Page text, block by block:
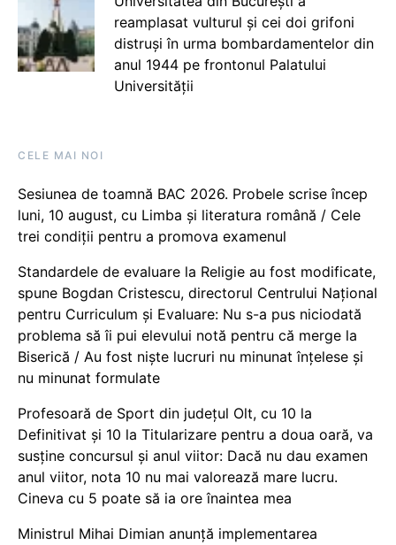
reamplasat vulturul și cei doi grifoni
distruși în urma bombardamentelor din
anul 1944 pe frontonul Palatului
Universității
CELE MAI NOI
Sesiunea de toamnă BAC 2026. Probele scrise încep
luni, 10 august, cu Limba și literatura română / Cele
trei condiții pentru a promova examenul
Standardele de evaluare la Religie au fost modificate,
spune Bogdan Cristescu, directorul Centrului Național
pentru Curriculum și Evaluare: Nu s-a pus niciodată
problema să îi pui elevului notă pentru că merge la
Biserică / Au fost niște lucruri nu minunat înțelese și
nu minunat formulate
Profesoară de Sport din județul Olt, cu 10 la
Definitivat și 10 la Titularizare pentru a doua oară, va
susține concursul și anul viitor: Dacă nu dau examen
anul viitor, nota 10 nu mai valorează mare lucru.
Cineva cu 5 poate să ia ore înaintea mea
Ministrul Mihai Dimian anunță implementarea